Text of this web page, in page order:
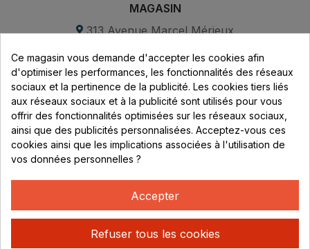
MAGASIN
313 Avenue Marcel Mérieux
69530 Brignais
Lundi au vendredi :
8h - 16h
uniquement sur Rendez-vous
CONTACT
04 78 37 00 68
contact@rhonephilatelie.fr
Ce magasin vous demande d'accepter les cookies afin
d'optimiser les performances, les fonctionnalités des réseaux
sociaux et la pertinence de la publicité. Les cookies tiers liés
aux réseaux sociaux et à la publicité sont utilisés pour vous
offrir des fonctionnalités optimisées sur les réseaux sociaux,
ainsi que des publicités personnalisées. Acceptez-vous ces
cookies ainsi que les implications associées à l'utilisation de
vos données personnelles ?
Accepter
Refuser tous les cookies